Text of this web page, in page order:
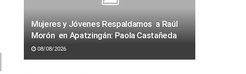
Mujeres y Jóvenes Respaldamos a Raúl
Morón en Apatzingán: Paola Castañeda
08/08/2026